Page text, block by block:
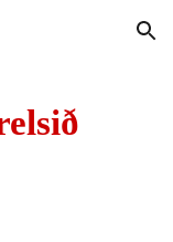
Skip to navigation